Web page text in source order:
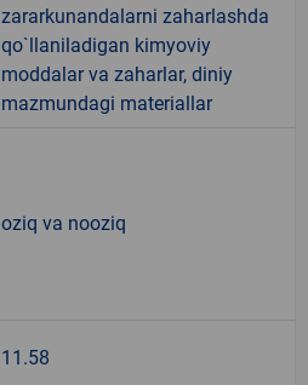
zararkunandalarni zaharlashda
qo`llaniladigan kimyoviy
moddalar va zaharlar, diniy
mazmundagi materiallar
oziq va nooziq
11.58